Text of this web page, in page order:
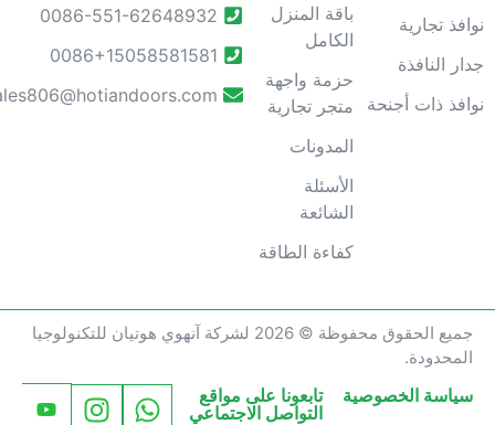
تجارية
النافذة
ذات أجنحة
باقة المنزل
الكامل
حزمة واجهة
متجر تجارية
المدونات
الأسئلة
الشائعة
كفاءة الطاقة
0086-551-62648932
0086+15058581581
جميع الحقوق محفوظة © 2026 لشركة آنهوي هوتيان للتكنولوجيا
المحدودة.
سياسة الخصوصية
تابعونا على مواقع
التواصل الاجتماعي